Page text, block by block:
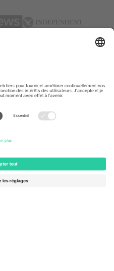
Comment ça marche
Centre d'information sur la Coupe
Nous contacter